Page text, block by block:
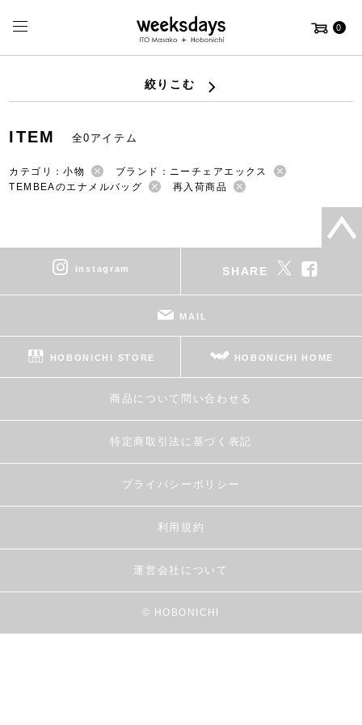
0
絞りこむ
ITEM 全0アイテム
カテゴリ：小物
ブランド：ニーチェアエックス
TEMBEAのエナメルバッグ
再入荷商品
instagram SHARE
MAIL
HOBONICHI STORE HOBONICHI HOME
商品について問い合わせる
特定商取引法に基づく表記
プライバシーポリシー
利用規約
運営会社について
© HOBONICHI